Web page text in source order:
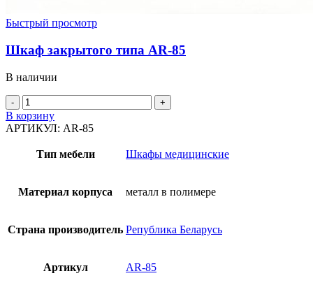
Быстрый просмотр
Шкаф закрытого типа AR-85
В наличии
Количество
товара
Шкаф
типа
В корзину
АРТИКУЛ: AR-85
Тип мебели Шкафы медицинские
Материал корпуса металл в полимере
Страна производитель Република Беларусь
Артикул AR-85